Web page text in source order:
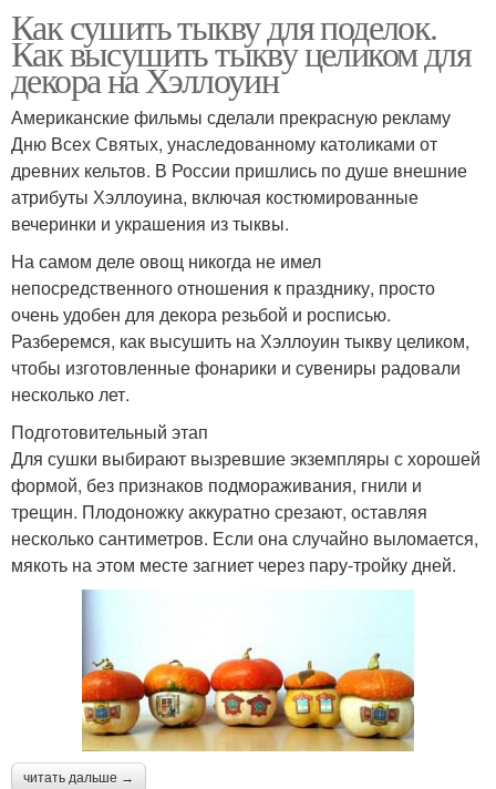
Как сушить тыкву для поделок.
Как высушить тыкву целиком для
декора на Хэллоуин
Американские фильмы сделали прекрасную рекламу
Дню Всех Святых, унаследованному католиками от
древних кельтов. В России пришлись по душе внешние
атрибуты Хэллоуина, включая костюмированные
вечеринки и украшения из тыквы.
На самом деле овощ никогда не имел
непосредственного отношения к празднику, просто
очень удобен для декора резьбой и росписью.
Разберемся, как высушить на Хэллоуин тыкву целиком,
чтобы изготовленные фонарики и сувениры радовали
несколько лет.
Подготовительный этап
Для сушки выбирают вызревшие экземпляры с хорошей
формой, без признаков подмораживания, гнили и
трещин. Плодоножку аккуратно срезают, оставляя
несколько сантиметров. Если она случайно выломается,
мякоть на этом месте загниет через пару-тройку дней.
читать дальше →